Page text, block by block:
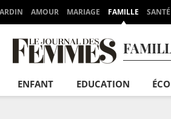
AMOUR MARIAGE FAMILLE SANTÉ
ENFANT EDUCATION